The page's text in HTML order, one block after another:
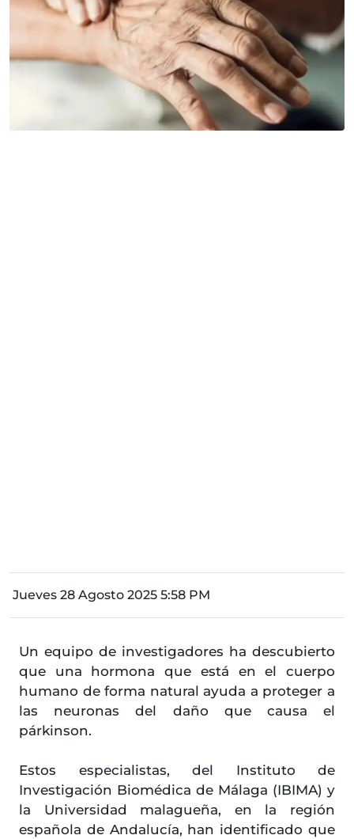
Jueves 28 Agosto 2025 5:58 PM
Un equipo de investigadores ha descubierto
que una hormona que está en el cuerpo
humano de forma natural ayuda a proteger a
las neuronas del daño que causa el
párkinson.
Estos especialistas, del Instituto de
Investigación Biomédica de Málaga (IBIMA) y
la Universidad malagueña, en la región
española de Andalucía, han identificado que